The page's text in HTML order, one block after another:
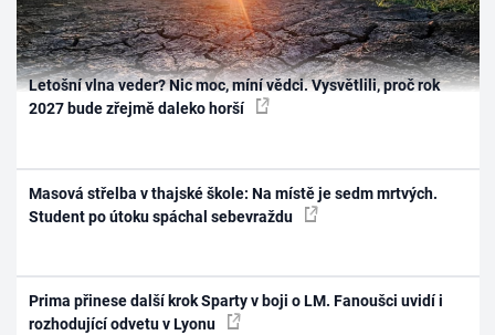
Letošní vlna veder? Nic moc, míní vědci. Vysvětlili, proč rok
2027 bude zřejmě daleko horší
Masová střelba v thajské škole: Na místě je sedm mrtvých.
Student po útoku spáchal sebevraždu
Prima přinese další krok Sparty v boji o LM. Fanoušci uvidí i
rozhodující odvetu v Lyonu